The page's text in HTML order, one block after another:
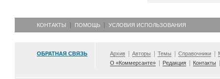
КОНТАКТЫ ПОМОЩЬ УСЛОВИЯ ИСПОЛЬЗОВАНИЯ
ОБРАТНАЯ СВЯЗЬ Архив Авторы Темы Справочники
О «Коммерсанте»
Редакция Контакты